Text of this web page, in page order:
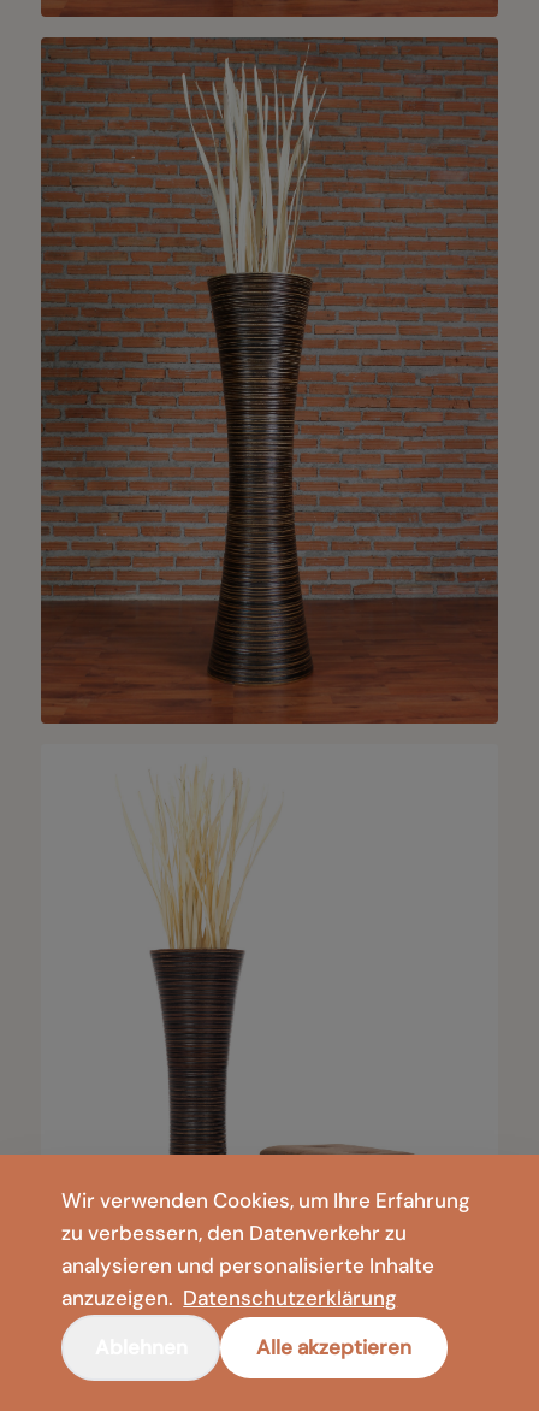
Wir verwenden Cookies, um Ihre Erfahrung
zu verbessern, den Datenverkehr zu
analysieren und personalisierte Inhalte
anzuzeigen. Datenschutzerklärung
Alle akzeptieren